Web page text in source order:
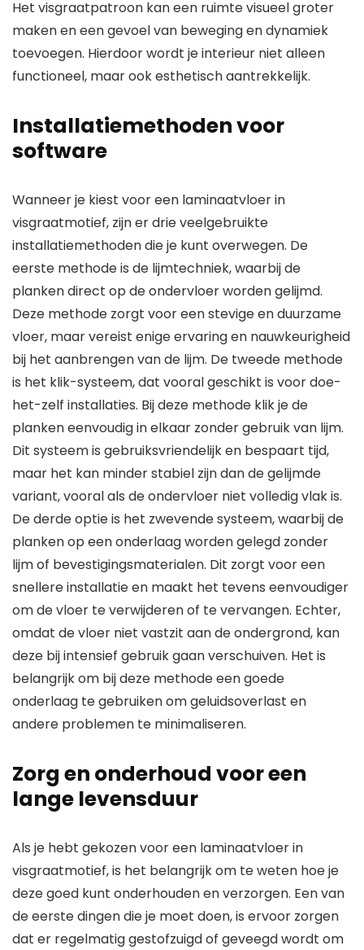
Het visgraatpatroon kan een ruimte visueel groter
maken en een gevoel van beweging en dynamiek
toevoegen. Hierdoor wordt je interieur niet alleen
functioneel, maar ook esthetisch aantrekkelijk.
Installatiemethoden voor
software
Wanneer je kiest voor een laminaatvloer in
visgraatmotief, zijn er drie veelgebruikte
installatiemethoden die je kunt overwegen. De
eerste methode is de lijmtechniek, waarbij de
planken direct op de ondervloer worden gelijmd.
Deze methode zorgt voor een stevige en duurzame
vloer, maar vereist enige ervaring en nauwkeurigheid
bij het aanbrengen van de lijm. De tweede methode
is het klik-systeem, dat vooral geschikt is voor doe-
het-zelf installaties. Bij deze methode klik je de
planken eenvoudig in elkaar zonder gebruik van lijm.
Dit systeem is gebruiksvriendelijk en bespaart tijd,
maar het kan minder stabiel zijn dan de gelijmde
variant, vooral als de ondervloer niet volledig vlak is.
De derde optie is het zwevende systeem, waarbij de
planken op een onderlaag worden gelegd zonder
lijm of bevestigingsmaterialen. Dit zorgt voor een
snellere installatie en maakt het tevens eenvoudiger
om de vloer te verwijderen of te vervangen. Echter,
omdat de vloer niet vastzit aan de ondergrond, kan
deze bij intensief gebruik gaan verschuiven. Het is
belangrijk om bij deze methode een goede
onderlaag te gebruiken om geluidsoverlast en
andere problemen te minimaliseren.
Zorg en onderhoud voor een
lange levensduur
Als je hebt gekozen voor een laminaatvloer in
visgraatmotief, is het belangrijk om te weten hoe je
deze goed kunt onderhouden en verzorgen. Een van
de eerste dingen die je moet doen, is ervoor zorgen
dat er regelmatig gestofzuigd of geveegd wordt om